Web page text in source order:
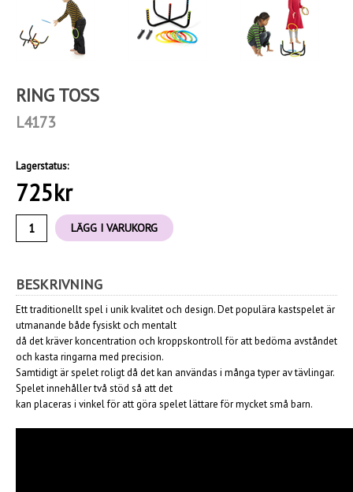
RING TOSS
L4173
Lagerstatus:
725kr
LÄGG I VARUKORG
BESKRIVNING
Ett traditionellt spel i unik kvalitet och design. Det populära kastspelet är
utmanande både fysiskt och mentalt
då det kräver koncentration och kroppskontroll för att bedöma avståndet
och kasta ringarna med precision.
Samtidigt är spelet roligt då det kan användas i många typer av tävlingar.
Spelet innehåller två stöd så att det
kan placeras i vinkel för att göra spelet lättare för mycket små barn.